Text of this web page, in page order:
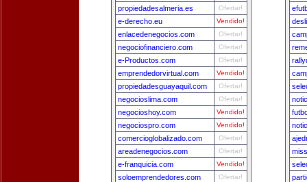
propiedadesalmeria.es Ofertar!
e-derecho.eu Vendido!
enlacedenegocios.com Ofertar!
negociofinanciero.com Ofertar!
e-Productos.com Ofertar!
emprendedorvirtual.com Vendido!
propiedadesguayaquil.com Ofertar!
negocioslima.com Ofertar!
negocioshoy.com Vendido!
negociospro.com Vendido!
comercioglobalizado.com Ofertar!
areadenegocios.com Ofertar!
e-franquicia.com Vendido!
soloemprendedores.com Ofertar!